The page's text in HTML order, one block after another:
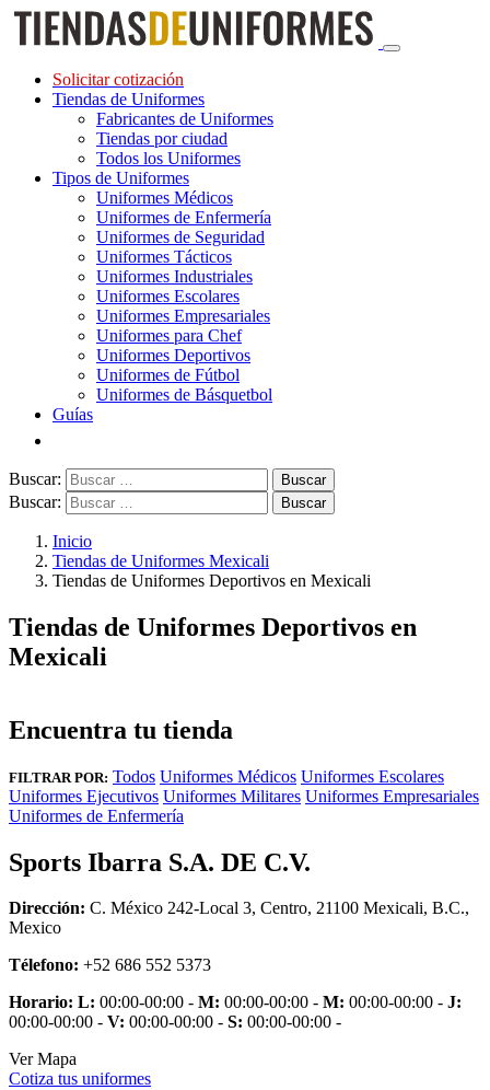
Solicitar cotización
Tiendas de Uniformes
Fabricantes de Uniformes
Tiendas por ciudad
Todos los Uniformes
Tipos de Uniformes
Uniformes Médicos
Uniformes de Enfermería
Uniformes de Seguridad
Uniformes Tácticos
Uniformes Industriales
Uniformes Escolares
Uniformes Empresariales
Uniformes para Chef
Uniformes Deportivos
Uniformes de Fútbol
Uniformes de Básquetbol
Guías
Buscar:
Buscar:
Inicio
Tiendas de Uniformes Mexicali
Tiendas de Uniformes Deportivos en Mexicali
Tiendas de Uniformes Deportivos en
Mexicali
Encuentra tu tienda
FILTRAR POR: Todos Uniformes Médicos Uniformes Escolares
Uniformes Ejecutivos Uniformes Militares Uniformes Empresariales
Uniformes de Enfermería
Sports Ibarra S.A. DE C.V.
Dirección: C. México 242-Local 3, Centro, 21100 Mexicali, B.C.,
Mexico
Télefono: +52 686 552 5373
Horario: L: 00:00-00:00 - M: 00:00-00:00 - M: 00:00-00:00 - J:
00:00-00:00 - V: 00:00-00:00 - S: 00:00-00:00 -
Ver Mapa
Cotiza tus uniformes